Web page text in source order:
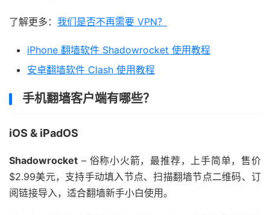
了解更多： 我们是否不再需要 VPN？
iPhone 翻墙软件 Shadowrocket 使用教程
安卓翻墙软件 Clash 使用教程
手机翻墙客户端有哪些？
iOS & iPadOS
Shadowrocket – 俗称小火箭，最推荐，上手简单，售价
$2.99美元，支持手动填入节点、扫描翻墙节点二维码、订
阅链接导入，适合翻墙新手小白使用。